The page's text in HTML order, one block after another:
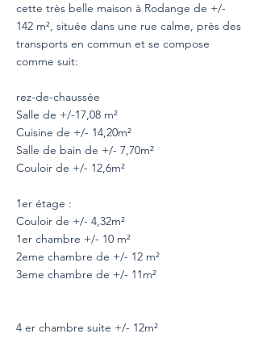
cette très belle maison à Rodange de +/-
142 m², située dans une rue calme, près des
transports en commun et se compose
comme suit:
rez-de-chaussée
Salle de +/-17,08 m²
Cuisine de +/- 14,20m²
Salle de bain de +/- 7,70m²
Couloir de +/- 12,6m²
1er étage :
Couloir de +/- 4,32m²
1er chambre +/- 10 m²
2eme chambre de +/- 12 m²
3eme chambre de +/- 11m²
4 er chambre suite +/- 12m²